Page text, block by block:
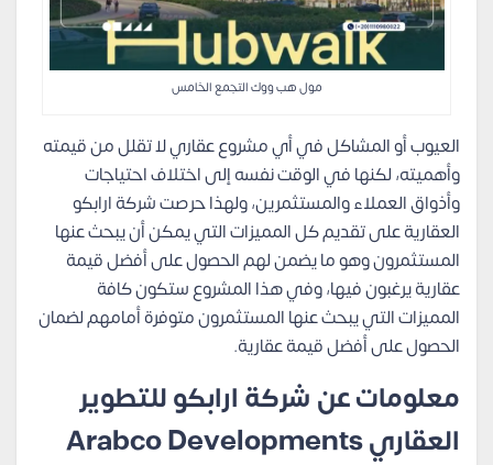
مول هب ووك التجمع الخامس
العيوب أو المشاكل في أي مشروع عقاري لا تقلل من قيمته
وأهميته، لكنها في الوقت نفسه إلى اختلاف احتياجات
وأذواق العملاء والمستثمرين، ولهذا حرصت شركة ارابكو
العقارية على تقديم كل المميزات التي يمكن أن يبحث عنها
المستثمرون وهو ما يضمن لهم الحصول على أفضل قيمة
عقارية يرغبون فيها، وفي هذا المشروع ستكون كافة
المميزات التي يبحث عنها المستثمرون متوفرة أمامهم لضمان
الحصول على أفضل قيمة عقارية.
معلومات عن شركة ارابكو للتطوير
العقاري Arabco Developments